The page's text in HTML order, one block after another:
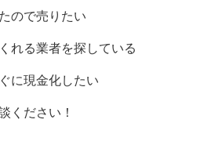
ので売りたい
れる業者を探している
に現金化したい
ください！